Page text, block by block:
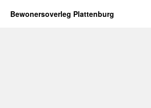
Bewonersoverleg Plattenburg